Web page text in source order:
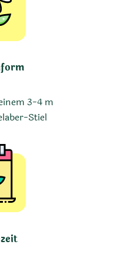
3-4 m
Stiel